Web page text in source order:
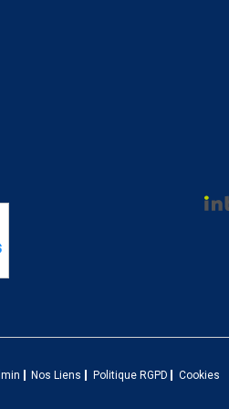
Nos Liens Politique RGPD Cookies